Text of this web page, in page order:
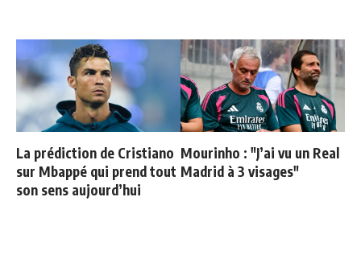
La prédiction de Cristiano
sur Mbappé qui prend tout
son sens aujourd’hui
Mourinho : "J’ai vu un Real
Madrid à 3 visages"